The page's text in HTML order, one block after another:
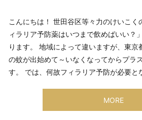
こんにちは！ 世田谷区等々力のけいこく
ィラリア予防薬はいつまで飲めばいい？
ります。 地域によって違いますが、東京
の蚊が出始めて～いなくなってからプラ
す。 では、何故フィラリア予防が必要
MORE